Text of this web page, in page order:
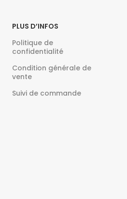
PLUS D’INFOS
Politique de
confidentialité
Condition générale de
vente
Suivi de commande